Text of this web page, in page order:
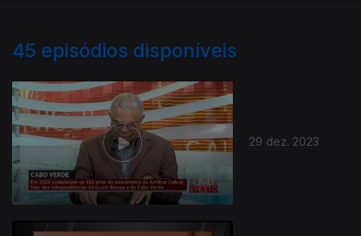
45 episódios disponíveis
29 dez. 2023